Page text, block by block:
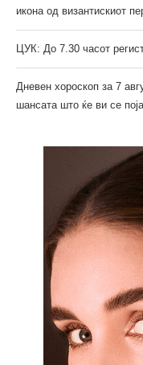
икона од византискиот
ЦУК: До 7.30 часот
Дневен хороскоп за 7
шансата што ќе ви се